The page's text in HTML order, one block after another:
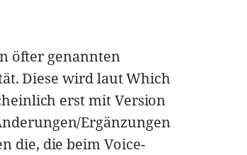
öfter genannten
Diese wird laut Which
erst mit Version
Ergänzungen
die, die beim Voice-